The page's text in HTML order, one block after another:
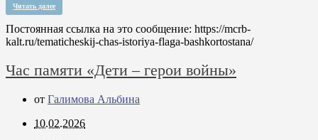
Читать далее
Постоянная ссылка на это сообщение: https://mcrb-
kalt.ru/tematicheskij-chas-istoriya-flaga-bashkortostana/
Час памяти «Дети – герои войны»
от Галимова Альбина
10.02.2026